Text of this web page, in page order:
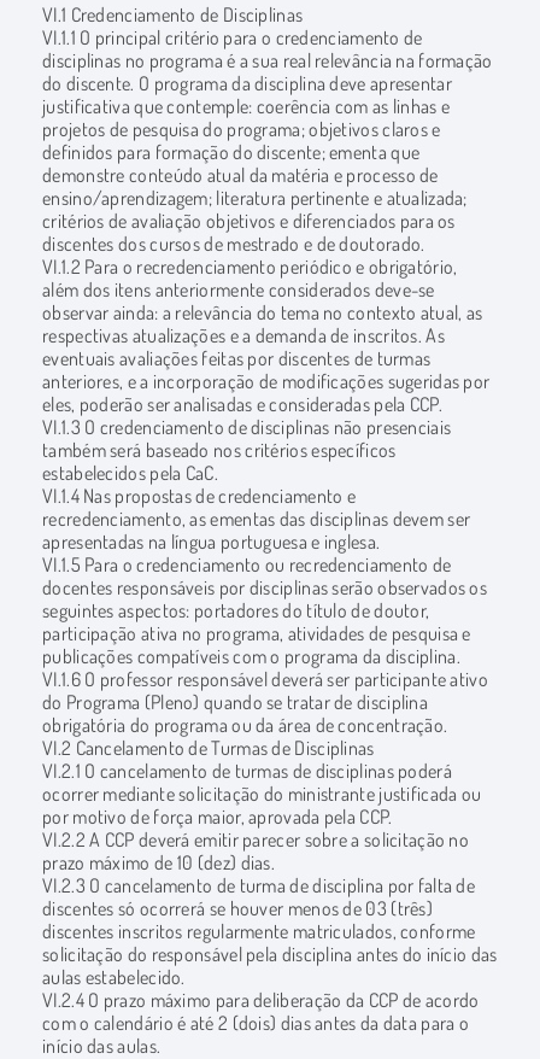
VI.1 Credenciamento de Disciplinas
VI.1.1 O principal critério para o credenciamento de
disciplinas no programa é a sua real relevância na formação
do discente. O programa da disciplina deve apresentar
justificativa que contemple: coerência com as linhas e
projetos de pesquisa do programa; objetivos claros e
definidos para formação do discente; ementa que
demonstre conteúdo atual da matéria e processo de
ensino/aprendizagem; literatura pertinente e atualizada;
critérios de avaliação objetivos e diferenciados para os
discentes dos cursos de mestrado e de doutorado.
VI.1.2 Para o recredenciamento periódico e obrigatório,
além dos itens anteriormente considerados deve-se
observar ainda: a relevância do tema no contexto atual, as
respectivas atualizações e a demanda de inscritos. As
eventuais avaliações feitas por discentes de turmas
anteriores, e a incorporação de modificações sugeridas por
eles, poderão ser analisadas e consideradas pela CCP.
VI.1.3 O credenciamento de disciplinas não presenciais
também será baseado nos critérios específicos
estabelecidos pela CaC.
VI.1.4 Nas propostas de credenciamento e
recredenciamento, as ementas das disciplinas devem ser
apresentadas na língua portuguesa e inglesa.
VI.1.5 Para o credenciamento ou recredenciamento de
docentes responsáveis por disciplinas serão observados os
seguintes aspectos: portadores do título de doutor,
participação ativa no programa, atividades de pesquisa e
publicações compatíveis com o programa da disciplina.
VI.1.6 O professor responsável deverá ser participante ativo
do Programa (Pleno) quando se tratar de disciplina
obrigatória do programa ou da área de concentração.
VI.2 Cancelamento de Turmas de Disciplinas
VI.2.1 O cancelamento de turmas de disciplinas poderá
ocorrer mediante solicitação do ministrante justificada ou
por motivo de força maior, aprovada pela CCP.
VI.2.2 A CCP deverá emitir parecer sobre a solicitação no
prazo máximo de 10 (dez) dias.
VI.2.3 O cancelamento de turma de disciplina por falta de
discentes só ocorrerá se houver menos de 03 (três)
discentes inscritos regularmente matriculados, conforme
solicitação do responsável pela disciplina antes do início das
aulas estabelecido.
VI.2.4 O prazo máximo para deliberação da CCP de acordo
com o calendário é até 2 (dois) dias antes da data para o
início das aulas.